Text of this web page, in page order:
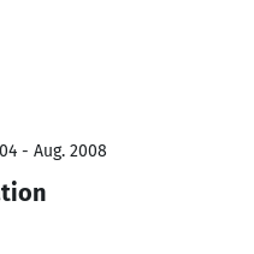
- Aug. 2008